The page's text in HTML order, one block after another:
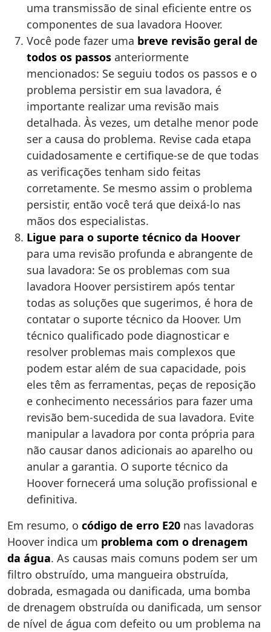
uma transmissão de sinal eficiente entre os
componentes de sua lavadora Hoover.
Você pode fazer uma breve revisão geral de
todos os passos anteriormente
mencionados: Se seguiu todos os passos e o
problema persistir em sua lavadora, é
importante realizar uma revisão mais
detalhada. Às vezes, um detalhe menor pode
ser a causa do problema. Revise cada etapa
cuidadosamente e certifique-se de que todas
as verificações tenham sido feitas
corretamente. Se mesmo assim o problema
persistir, então você terá que deixá-lo nas
mãos dos especialistas.
Ligue para o suporte técnico da Hoover
para uma revisão profunda e abrangente de
sua lavadora: Se os problemas com sua
lavadora Hoover persistirem após tentar
todas as soluções que sugerimos, é hora de
contatar o suporte técnico da Hoover. Um
técnico qualificado pode diagnosticar e
resolver problemas mais complexos que
podem estar além de sua capacidade, pois
eles têm as ferramentas, peças de reposição
e conhecimento necessários para fazer uma
revisão bem-sucedida de sua lavadora. Evite
manipular a lavadora por conta própria para
não causar danos adicionais ao aparelho ou
anular a garantia. O suporte técnico da
Hoover fornecerá uma solução profissional e
definitiva.
Em resumo, o código de erro E20 nas lavadoras
Hoover indica um problema com o drenagem
da água. As causas mais comuns podem ser um
filtro obstruído, uma mangueira obstruída,
dobrada, esmagada ou danificada, uma bomba
de drenagem obstruída ou danificada, um sensor
de nível de água com defeito ou um problema na